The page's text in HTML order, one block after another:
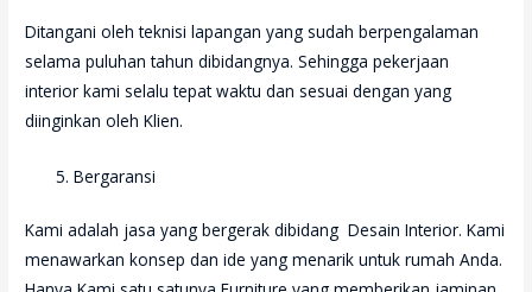
Ditangani oleh teknisi lapangan yang sudah berpengalaman
selama puluhan tahun dibidangnya. Sehingga pekerjaan
interior kami selalu tepat waktu dan sesuai dengan yang
diinginkan oleh Klien.
Bergaransi
Kami adalah jasa yang bergerak dibidang Desain Interior. Kami
menawarkan konsep dan ide yang menarik untuk rumah Anda.